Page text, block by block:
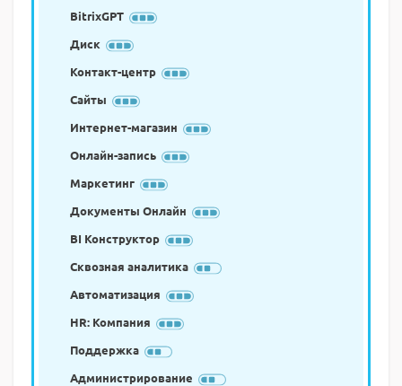
BitrixGPT
Диск
Контакт-центр
Сайты
Интернет-магазин
Онлайн-запись
Маркетинг
Документы Онлайн
BI Конструктор
Сквозная аналитика
Автоматизация
HR: Компания
Поддержка
Администрирование